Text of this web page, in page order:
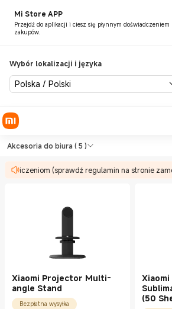
Mi Store APP
Przejdź do aplikacji i ciesz się płynnym doświadczeniem
zakupów.
Wybór lokalizacji i języka
Polska / Polski
Shop Biuro
Akcesoria do biura ( 5 )
(sprawdź regulamin na stronie
Shop Biuro Akcesoria
Xiaomi Projector Multi-
angle Stand
Bezpłatna wysyłka
(50